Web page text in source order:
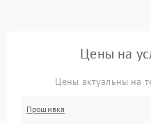
Цены на
Цены актуальны на
Прошивка